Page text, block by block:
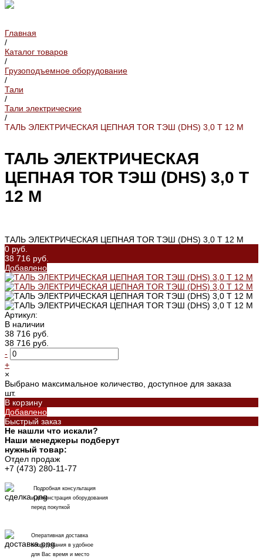
Главная
/
Каталог товаров
/
Грузоподъемное оборудование
/
Тали
/
Тали электрические
/
ТАЛЬ ЭЛЕКТРИЧЕСКАЯ ЦЕПНАЯ TOR ТЭШ (DHS) 3,0 Т 12 М
ТАЛЬ ЭЛЕКТРИЧЕСКАЯ
ЦЕПНАЯ TOR ТЭШ (DHS) 3,0 Т
12 М
ТАЛЬ ЭЛЕКТРИЧЕСКАЯ ЦЕПНАЯ TOR ТЭШ (DHS) 3,0 Т 12 М
0 руб.
38 716 руб.
Добавлено
Артикул:
В наличии
38 716 руб.
38 716 руб.
-
+
×
Выбрано максимальное количество, доступное для заказа
шт.
В корзину
Добавлено
Быстрый заказ
Не нашли что искали?
Наши менеджеры подберут
нужный товар:
Отдел продаж
+7 (473) 280-11-77
Подробная консультация
и демонстрация оборудования
перед покупкой
Оперативная доставка
оборудования в удобное
для Вас время и место